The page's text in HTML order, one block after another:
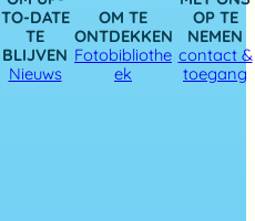
TO-DATE
TE
BLIJVEN
Nieuws
OM TE
ONTDEKKEN
Fotobibliothe
ek
OP TE
NEMEN
contact &
toegang